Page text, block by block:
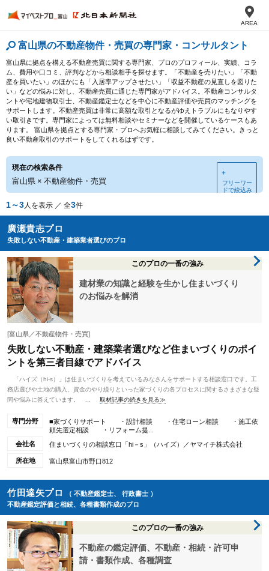
AREA
富山県の不動産物件・売買の専門家・コンサルタント
富山県に拠点を構える不動産売買に関する専門家、プロのプロフィール、実績、コラ
ム、費用や口コミ、評判などから相談相手を探せます。「不動産を売りたい」「不動
産を買いたい」のほかにも「入居率アップさせたい」「収益不動産の見直しを図りた
い」などの悩みに対し、不動産売買に通じた専門家がアドバイス。不動産コンサルタ
ントや宅地建物取引士、不動産鑑定士などを中心に不動産評価や売買のマッチングを
サポートします。不動産売買は非常に高額な取引となるがゆえトラブルにもなりやす
い取引きです。専門家によっては無料相談やセミナーなどを開催しているケースもあ
ります。 富山県を拠点とする専門家・プロへお気軽に相談してみてください。きっと
良い不動産取引のサポートをしてくれるはずです。
現在の検索条件
富山県 × 不動産物件・売買
＋
フリーワー
ドで絞込み
1～3人を表示 ／ 全3件
廣瀬貴志プロ
失敗しない不動産・建築業者選びのプロ
このプロの一番の強み
建材業の知識と経験を生かし住まいづくり
のお悩みを解消
[富山県／不動産物件・売買]
失敗しない不動産・建築業者選びなど住まいづくりのポイ
ントを第三者目線でアドバイス
「ハイズ（hi-s）」は住まいづくりを考えているみなさんをサポートする相談窓口です。工
務店選びや土地の購入、資金のやり繰りといった家づくりの各プロセスに関するさまざまな疑
問や悩みに答えています。 ...
取材記事の続きを見る≫
専門分野
■家づくりサポート ・設計相談 ・住宅ローン相談 ・施工依
頼先選定相談 ・リフォーム提...
会社名
住まいづくりの相談窓口「hi－s」（ハイズ）／ヤマイチ株式会社
所在地 富山県富山市野口812
竹田達矢プロ
（ 不動産鑑定士、 行政書士 ）
不動産鑑定評価と相続、各種書類作成のプロ
このプロの一番の強み
不動産の鑑定評価、不動産・相続・許可申
請・書類作成、各種調査